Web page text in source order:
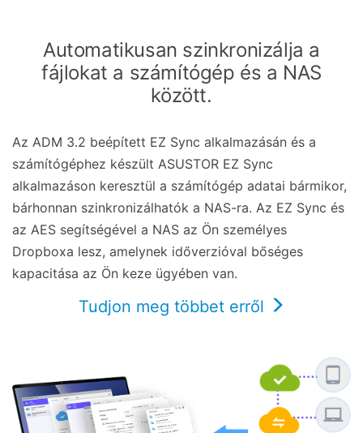
Automatikusan szinkronizálja a
fájlokat a számítógép és a NAS
között.
Az ADM 3.2 beépített EZ Sync alkalmazásán és a
számítógéphez készült ASUSTOR EZ Sync
alkalmazáson keresztül a számítógép adatai bármikor,
bárhonnan szinkronizálhatók a NAS-ra. Az EZ Sync és
az AES segítségével a NAS az Ön személyes
Dropboxa lesz, amelynek időverzióval bőséges
kapacitása az Ön keze ügyében van.
Tudjon meg többet erről